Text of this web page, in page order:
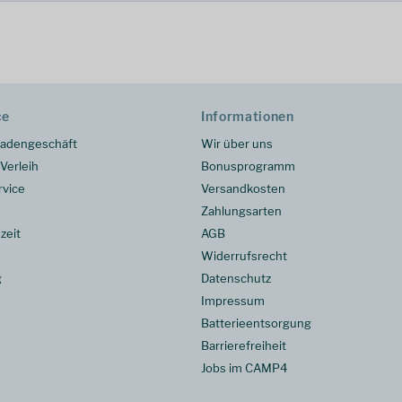
Informationen
Wir über uns
Bonusprogramm
Versandkosten
Zahlungsarten
AGB
Widerrufsrecht
Datenschutz
Impressum
Batterieentsorgung
Barrierefreiheit
Jobs im CAMP4